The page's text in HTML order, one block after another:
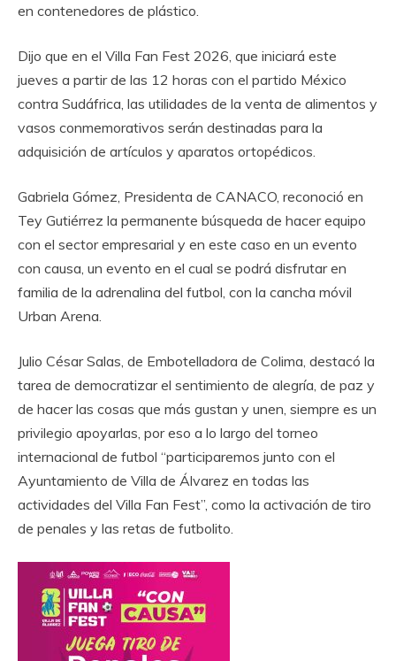
en contenedores de plástico.
‎Dijo que en el Villa Fan Fest 2026, que iniciará este
jueves a partir de las 12 horas con el partido México
contra Sudáfrica, las utilidades de la venta de alimentos y
vasos conmemorativos serán destinadas para la
adquisición de artículos y aparatos ortopédicos.
‎Gabriela Gómez, Presidenta de CANACO, reconoció en
Tey Gutiérrez la permanente búsqueda de hacer equipo
con el sector empresarial y en este caso en un evento
con causa, un evento en el cual se podrá disfrutar en
familia de la adrenalina del futbol, con la cancha móvil
Urban Arena.
‎Julio César Salas, de Embotelladora de Colima, destacó la
tarea de democratizar el sentimiento de alegría, de paz y
de hacer las cosas que más gustan y unen, siempre es un
privilegio apoyarlas, por eso a lo largo del torneo
internacional de futbol “participaremos junto con el
Ayuntamiento de Villa de Álvarez en todas las
actividades del Villa Fan Fest”, como la activación de tiro
de penales y las retas de futbolito.